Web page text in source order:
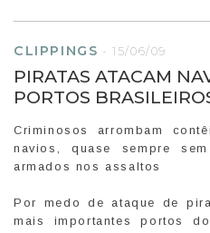
CLIPPINGS -15/06/09
PIRATAS ATACAM
PORTOS
Criminosos arrombam
navios, quase sempre
armados nos assaltos
Por medo de ataque de
mais importantes portos